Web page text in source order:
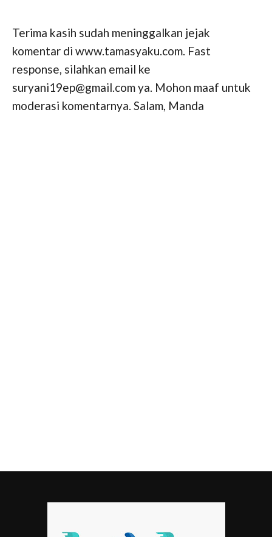
Terima kasih sudah meninggalkan jejak
komentar di www.tamasyaku.com. Fast
response, silahkan email ke
suryani19ep@gmail.com ya. Mohon maaf untuk
moderasi komentarnya. Salam, Manda